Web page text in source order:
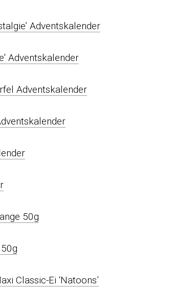
Adventskalender
Adventskalender
50g
Classic-Ei ‘Natoons’